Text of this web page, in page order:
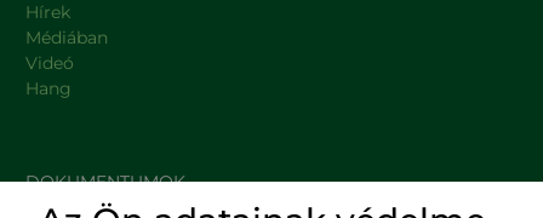
Hírek
Médiában
Videó
Hang
DOKUMENTUMOK